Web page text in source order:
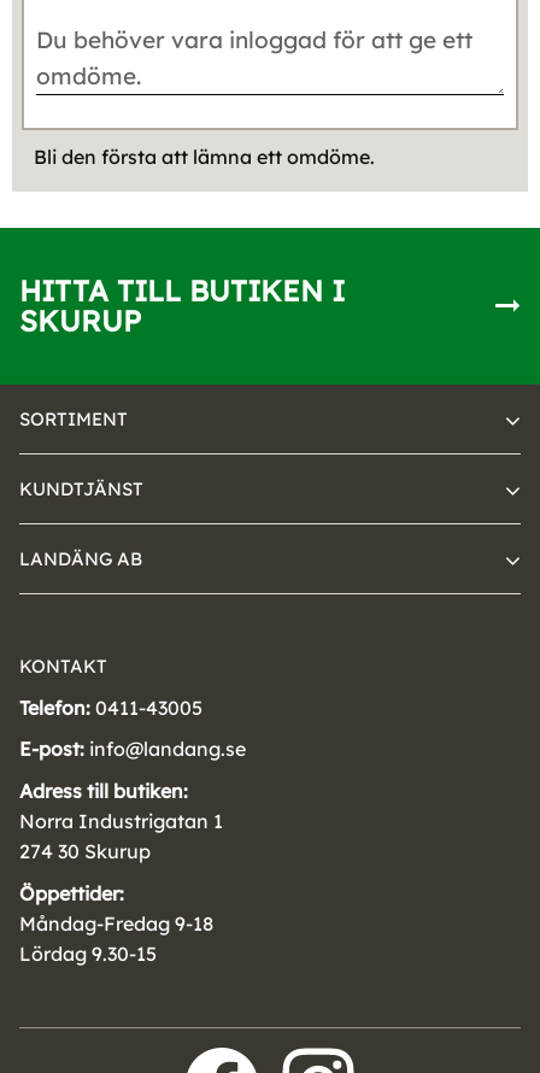
Bli den första att lämna ett omdöme.
HITTA TILL BUTIKEN I
SKURUP
SORTIMENT
KUNDTJÄNST
LANDÄNG AB
KONTAKT
Telefon: 0411-43005
E-post: info@landang.se
Adress till butiken:
Norra Industrigatan 1
274 30 Skurup
Öppettider:
Måndag-Fredag 9-18
Lördag 9.30-15